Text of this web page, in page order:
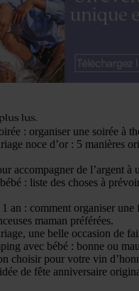
lus.
: organiser une soirée à
noce d’or : 5 manières
accompagner de l’argent à
: liste des choses à
an : comment organiser une
maman préférées.
une belle occasion de
avec bébé : bonne ou
choisir pour votre vin
de fête anniversaire